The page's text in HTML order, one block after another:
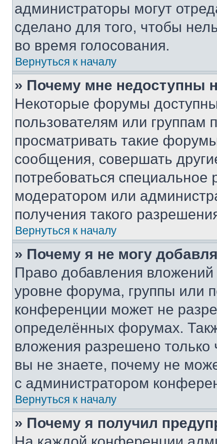
администраторы могут
сделано для того, чтобы
во время голосования.
Вернуться к началу
» Почему мне недоступны
Некоторые форумы
пользователям или группам
просматривать такие
сообщения, совершать
потребоваться
модератором или
получения такого
Вернуться к началу
» Почему я не могу
Право добавления
уровне форума, группы или
конференции может не
определённых форумах.
вложения разрешено
вы не знаете, почему не
с администратором
Вернуться к началу
» Почему я получил